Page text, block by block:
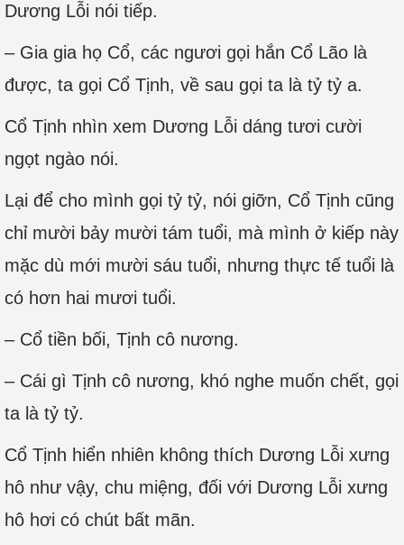
Dương Lỗi nói tiếp.
– Gia gia họ Cổ, các ngươi gọi hắn Cổ Lão là
được, ta gọi Cổ Tịnh, về sau gọi ta là tỷ tỷ a.
Cổ Tịnh nhìn xem Dương Lỗi dáng tươi cười
ngọt ngào nói.
Lại để cho mình gọi tỷ tỷ, nói giỡn, Cổ Tịnh cũng
chỉ mười bảy mười tám tuổi, mà mình ở kiếp này
mặc dù mới mười sáu tuổi, nhưng thực tế tuổi là
có hơn hai mươi tuổi.
– Cổ tiền bối, Tịnh cô nương.
– Cái gì Tịnh cô nương, khó nghe muốn chết, gọi
ta là tỷ tỷ.
Cổ Tịnh hiển nhiên không thích Dương Lỗi xưng
hô như vậy, chu miệng, đối với Dương Lỗi xưng
hô hơi có chút bất mãn.